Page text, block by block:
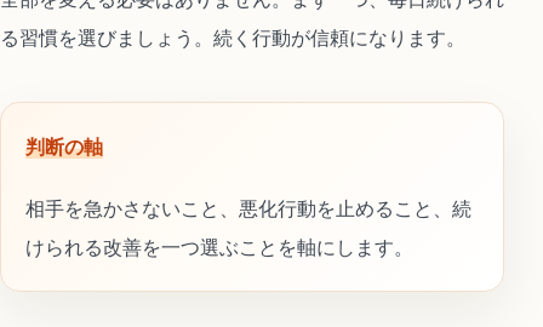
る習慣を選びましょう。続く行動が信頼になります。
判断の軸
相手を急かさないこと、悪化行動を止めること、続
けられる改善を一つ選ぶことを軸にします。